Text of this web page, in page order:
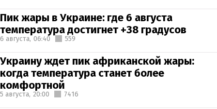
Пик жары в Украине: где 6 августа
температура достигнет +38 градусов
6 августа, 06:40 559
Украину ждет пик африканской жары:
когда температура станет более
комфортной
5 августа, 20:00 7416